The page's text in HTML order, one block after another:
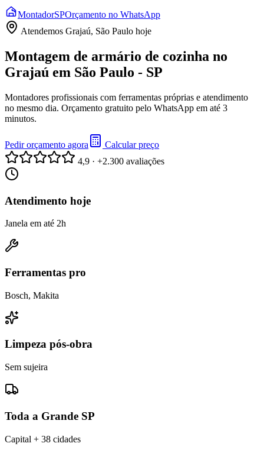
MontadorSPOrçamento no WhatsApp
Atendemos Grajaú, São Paulo hoje
Montagem de armário de cozinha no
Grajaú em São Paulo - SP
Montadores profissionais com ferramentas próprias e atendimento
no mesmo dia. Orçamento gratuito pelo WhatsApp em até 3
minutos.
Pedir orçamento agora
Calcular preço
4,9 · +2.300 avaliações
Atendimento hoje
Janela em até 2h
Ferramentas pro
Bosch, Makita
Limpeza pós-obra
Sem sujeira
Toda a Grande SP
Capital + 38 cidades